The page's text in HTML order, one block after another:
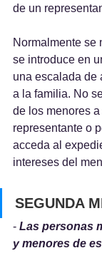
de un
Normalmente se
se introduce en
una escalada de
a la familia. No
de los menores
representante o
acceda al
intereses del
SEGUNDA
- Las personas
y menores de